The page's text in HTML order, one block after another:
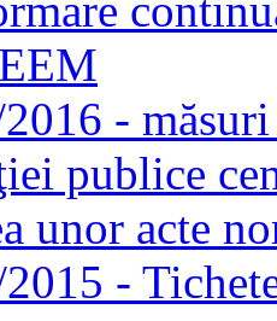
-
publice
unor acte
-